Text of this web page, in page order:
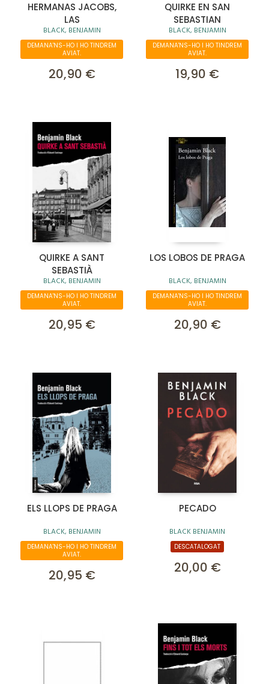
HERMANAS JACOBS,
LAS
BLACK, BENJAMIN
DEMANA'NS-HO I HO TINDREM
AVIAT.
20,90 €
QUIRKE EN SAN
SEBASTIAN
BLACK, BENJAMIN
DEMANA'NS-HO I HO TINDREM
AVIAT.
19,90 €
QUIRKE A SANT
SEBASTIÀ
BLACK, BENJAMIN
DEMANA'NS-HO I HO TINDREM
AVIAT.
20,95 €
LOS LOBOS DE PRAGA
BLACK, BENJAMIN
DEMANA'NS-HO I HO TINDREM
AVIAT.
20,90 €
ELS LLOPS DE PRAGA
BLACK, BENJAMIN
DEMANA'NS-HO I HO TINDREM
AVIAT.
20,95 €
PECADO
BLACK BENJAMIN
DESCATALOGAT
20,00 €